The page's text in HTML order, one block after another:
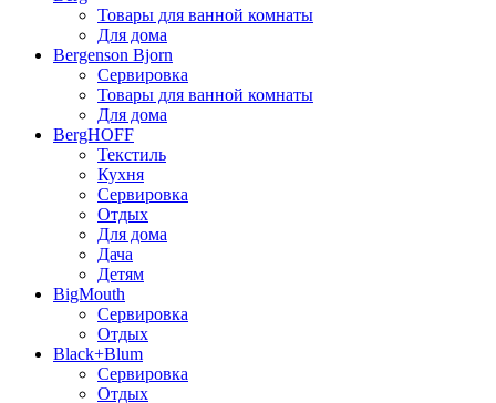
Товары для ванной комнаты
Для дома
Bergenson Bjorn
Сервировка
Товары для ванной комнаты
Для дома
BergHOFF
Текстиль
Кухня
Сервировка
Отдых
Для дома
Дача
Детям
BigMouth
Сервировка
Отдых
Black+Blum
Сервировка
Отдых